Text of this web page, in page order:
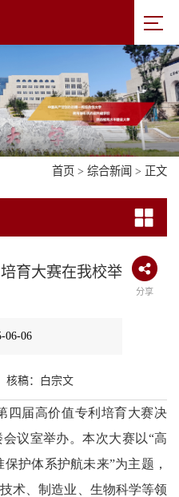
首页 > 综合新闻 > 正文
育大赛在我校举
分享
06-06
稿：白宗文
四届高价值专利培育大赛决
议室举办。本次大赛以“高
护体系护航未来”为主题，
术、制造业、生物科学等领